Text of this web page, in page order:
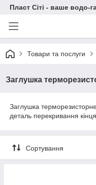
Пласт Сіті - ваше водо-
Товари та послуги
Заглушка
Заглушка
деталь перекривання
Сортування